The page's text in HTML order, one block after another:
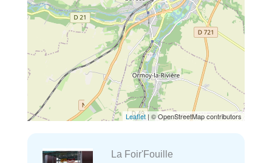
Leaflet | © OpenStreetMap contributors
La Foir'Fouille